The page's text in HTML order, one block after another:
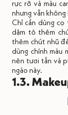
rực rỡ và màu
nhưng vẫn
Chỉ cần dùng cọ
dặm tô thêm
thêm chút nhũ
dùng chính màu
nên tươi tắn và
ngào này.
1.3.